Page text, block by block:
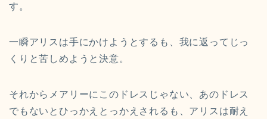
す。
一瞬アリスは手にかけようとするも、我に返ってじっ
くりと苦しめようと決意。
それからメアリーにこのドレスじゃない、あのドレス
でもないとひっかえとっかえされるも、アリスは耐え